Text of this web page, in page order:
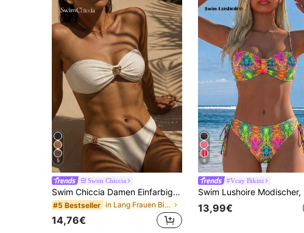
5
Swim Chiccia
Swim Chiccia Damen Einfarbiger Badeanzug-Set für Urlaub & Strand, Damen Bademode 2-teilig, Damen Bikini-Sets, Bikinis für Damen, Damen Sommer Outfits 2-teilig
#5 Bestseller in Lang Frauen Bikini-Sets
14,76€
8
#Vcay Bikini
13,99€